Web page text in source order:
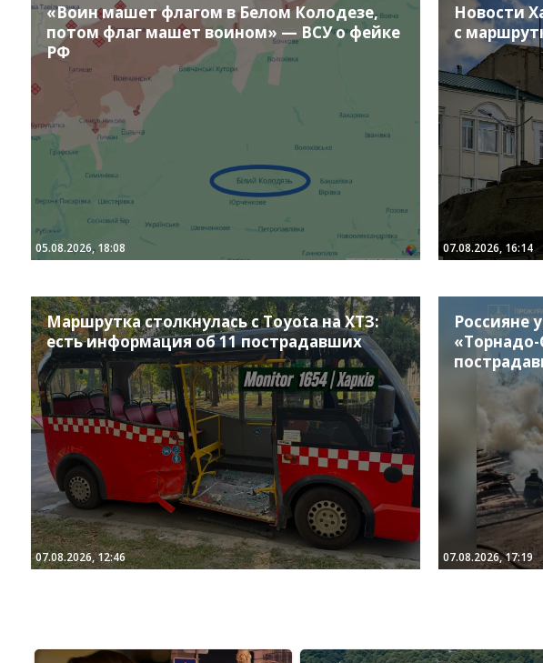
«Воин машет флагом в Белом Колодезе,
потом флаг машет воином» — ВСУ о фейке
РФ
05.08.2026, 18:08
Новости
с
07.08.2026, 16:14
Маршрутка столкнулась с Toyota на ХТЗ:
есть информация об 11 пострадавших
07.08.2026, 12:46
Россияне
07.08.2026, 17:19